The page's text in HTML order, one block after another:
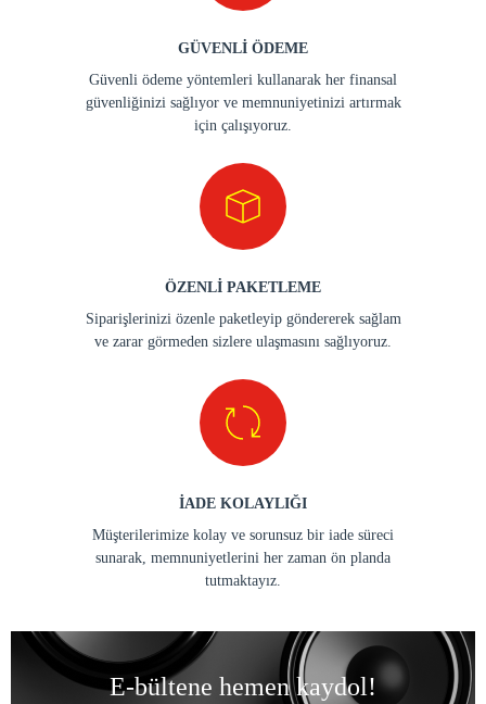
GÜVENLİ ÖDEME
Güvenli ödeme yöntemleri kullanarak her finansal
güvenliğinizi sağlıyor ve memnuniyetinizi artırmak
için çalışıyoruz.
ÖZENLİ PAKETLEME
Siparişlerinizi özenle paketleyip göndererek sağlam
ve zarar görmeden sizlere ulaşmasını sağlıyoruz.
İADE KOLAYLIĞI
Müşterilerimize kolay ve sorunsuz bir iade süreci
sunarak, memnuniyetlerini her zaman ön planda
tutmaktayız.
E-bültene hemen kaydol!